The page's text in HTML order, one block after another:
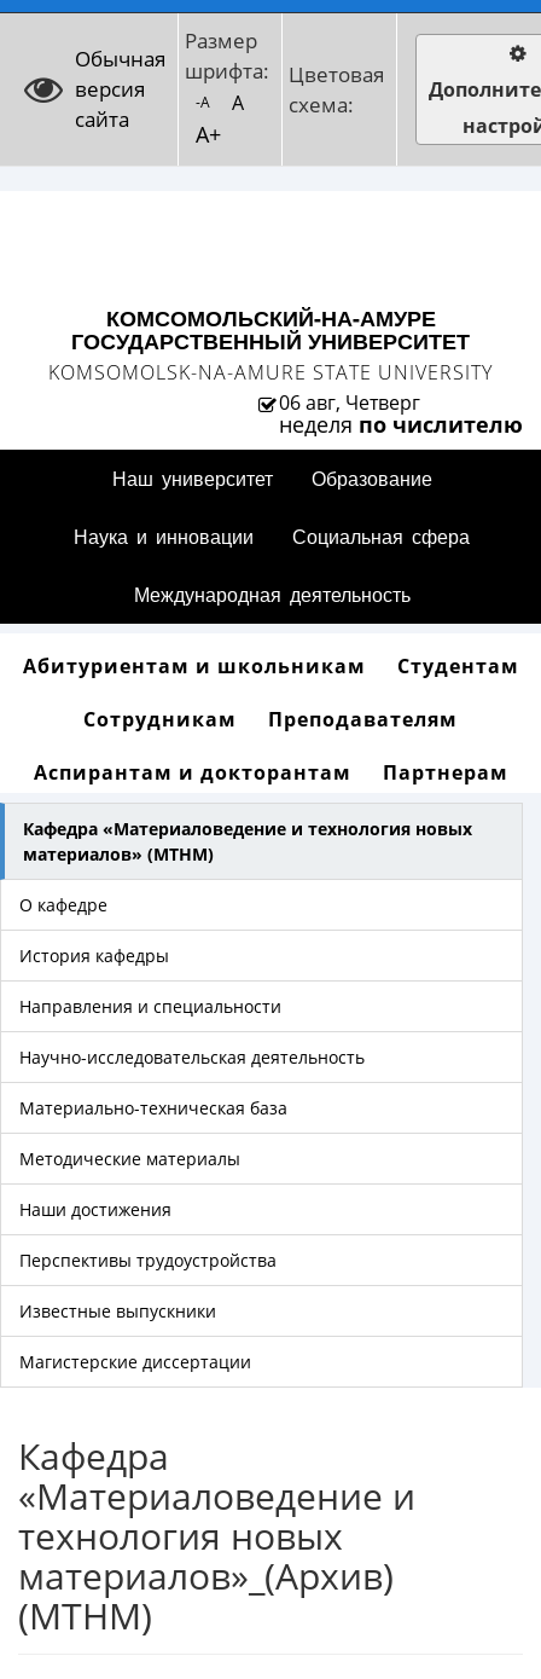
Обычная
версия
сайта
Размер
шрифта:
-A A
A+
Цветовая
схема:
КОМСОМОЛЬСКИЙ-НА-АМУРЕ
ГОСУДАРСТВЕННЫЙ УНИВЕРСИТЕТ
KOMSOMOLSK-NA-AMURE STATE UNIVERSITY
06 авг, Четверг
неделя по числителю
Наш университет Образование
Наука и инновации Социальная сфера
Международная деятельность
Абитуриентам и школьникам
Студентам
Сотрудникам
Преподавателям
Аспирантам и докторантам
Партнерам
Кафедра «Материаловедение и технология новых
материалов» (МТНМ)
О кафедре
История кафедры
Направления и специальности
Научно-исследовательская деятельность
Материально-техническая база
Методические материалы
Наши достижения
Перспективы трудоустройства
Известные выпускники
Магистерские диссертации
Кафедра
«Материаловедение и
технология новых
материалов»_(Архив)
(МТНМ)